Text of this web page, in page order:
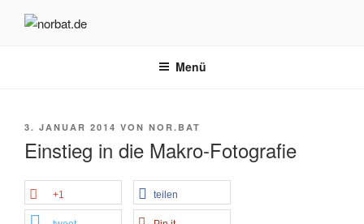
Inhalt
Menü
VERÖFFENTLICHT
3. JANUAR 2014 VON NOR.BAT
Einstieg in die Makro-Fotografie
+1 teilen